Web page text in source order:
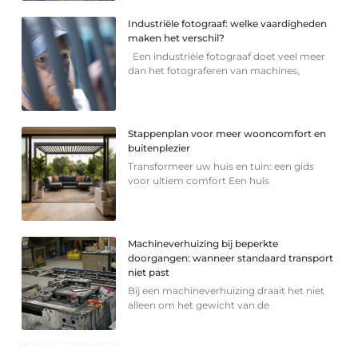
Industriële fotograaf: welke vaardigheden
maken het verschil?
Een industriële fotograaf doet veel meer
dan het fotograferen van machines,
Stappenplan voor meer wooncomfort en
buitenplezier
Transformeer uw huis en tuin: een gids
voor ultiem comfort Een huis
Machineverhuizing bij beperkte
doorgangen: wanneer standaard transport
niet past
Bij een machineverhuizing draait het niet
alleen om het gewicht van de